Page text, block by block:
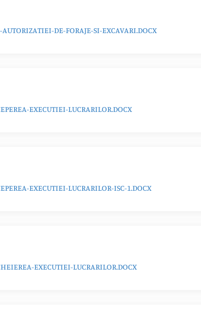
DE-FORAJE-SI-EXCAVARI.DOCX
EXECUTIEI-LUCRARILOR.DOCX
EXECUTIEI-LUCRARILOR-ISC-1.DOCX
EXECUTIEI-LUCRARILOR.DOCX